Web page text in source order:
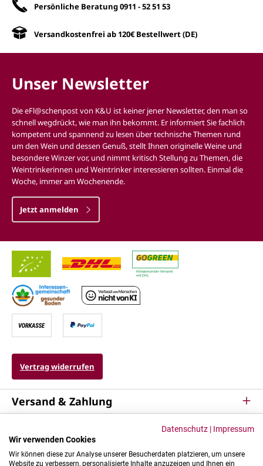
Persönliche Beratung0911 - 52 51 53
Versandkostenfrei ab 120€ Bestellwert (DE)
Unser Newsletter
Die eFl@schenpost von K&U ist keiner jener Newsletter, den man so
schnell wegdrückt, wie man ihn bekommt. Er informiert Sie fachlich
kompetent und spannend zu lesen über technische Themen rund
um den Wein und dessen Genuß, stellt Ihnen originelle Weine und
besondere Winzer vor, und nimmt kritisch Stellung zu Themen, die
Weintrinkerinnen und Weintrinker interessieren sollten. Einmal die
Woche, immer am Wochenende.
Jetzt anmelden
Vertrag widerrufen
Versand & Zahlung
Kontakt & Mehr
Datenschutz | Impressum
Wir verwenden Cookies
Wir können diese zur Analyse unserer Besucherdaten platzieren, um unsere
Website zu verbessern, personalisierte Inhalte anzuzeigen und Ihnen ein